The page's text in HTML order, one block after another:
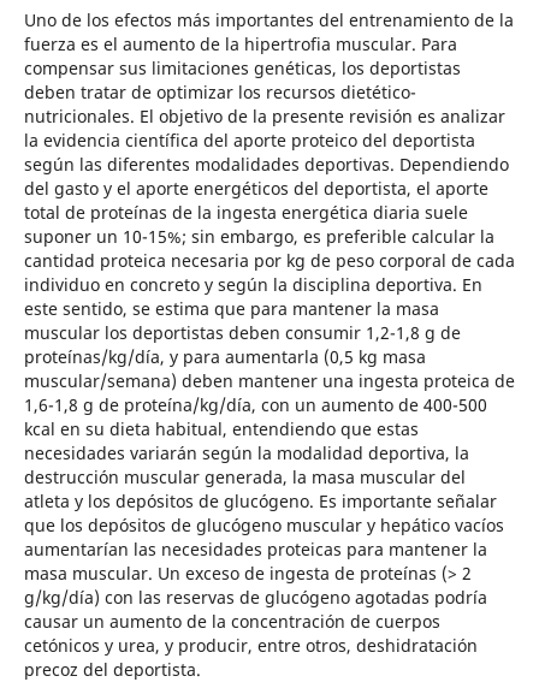
Uno de los efectos más importantes del entrenamiento de la
fuerza es el aumento de la hipertrofia muscular. Para
compensar sus limitaciones genéticas, los deportistas
deben tratar de optimizar los recursos dietético-
nutricionales. El objetivo de la presente revisión es analizar
la evidencia científica del aporte proteico del deportista
según las diferentes modalidades deportivas. Dependiendo
del gasto y el aporte energéticos del deportista, el aporte
total de proteínas de la ingesta energética diaria suele
suponer un 10-15%; sin embargo, es preferible calcular la
cantidad proteica necesaria por kg de peso corporal de cada
individuo en concreto y según la disciplina deportiva. En
este sentido, se estima que para mantener la masa
muscular los deportistas deben consumir 1,2-1,8 g de
proteínas/kg/día, y para aumentarla (0,5 kg masa
muscular/semana) deben mantener una ingesta proteica de
1,6-1,8 g de proteína/kg/día, con un aumento de 400-500
kcal en su dieta habitual, entendiendo que estas
necesidades variarán según la modalidad deportiva, la
destrucción muscular generada, la masa muscular del
atleta y los depósitos de glucógeno. Es importante señalar
que los depósitos de glucógeno muscular y hepático vacíos
aumentarían las necesidades proteicas para mantener la
masa muscular. Un exceso de ingesta de proteínas (> 2
g/kg/día) con las reservas de glucógeno agotadas podría
causar un aumento de la concentración de cuerpos
cetónicos y urea, y producir, entre otros, deshidratación
precoz del deportista.